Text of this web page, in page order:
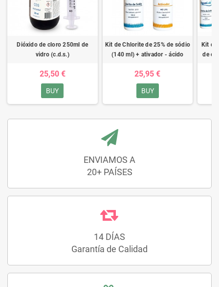
Dióxido de cloro 250ml de
vidro (c.d.s.)
25,50 €
BUY
Kit de Chlorite de 25% de sódio
(140 ml) + ativador - ácido
25,95 €
BUY
Kit de
de
ENVIAMOS A
20+ PAÍSES
14 DÍAS
Garantía de Calidad